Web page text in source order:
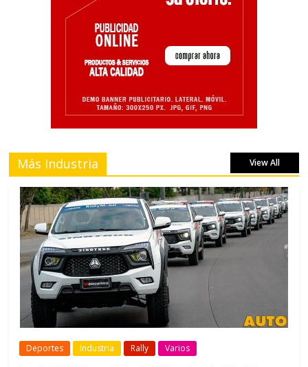
Más Industria View All
Deportes Industria Rally Varios